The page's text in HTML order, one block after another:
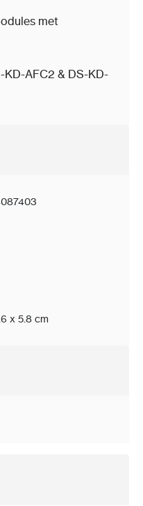
met
KD-AFC2 & DS-KD-
x 5.8 cm